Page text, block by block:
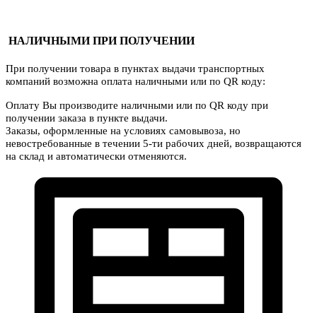
НАЛИЧНЫМИ ПРИ ПОЛУЧЕНИИ
При получении товара в пунктах выдачи транспортных
компаний возможна оплата наличными или по QR коду:
Оплату Вы производите наличными или по QR коду при
получении заказа в пункте выдачи.
Заказы, оформленные на условиях самовывоза, но
невостребованные в течении 5-ти рабочих дней, возвращаются
на склад и автоматически отменяются.